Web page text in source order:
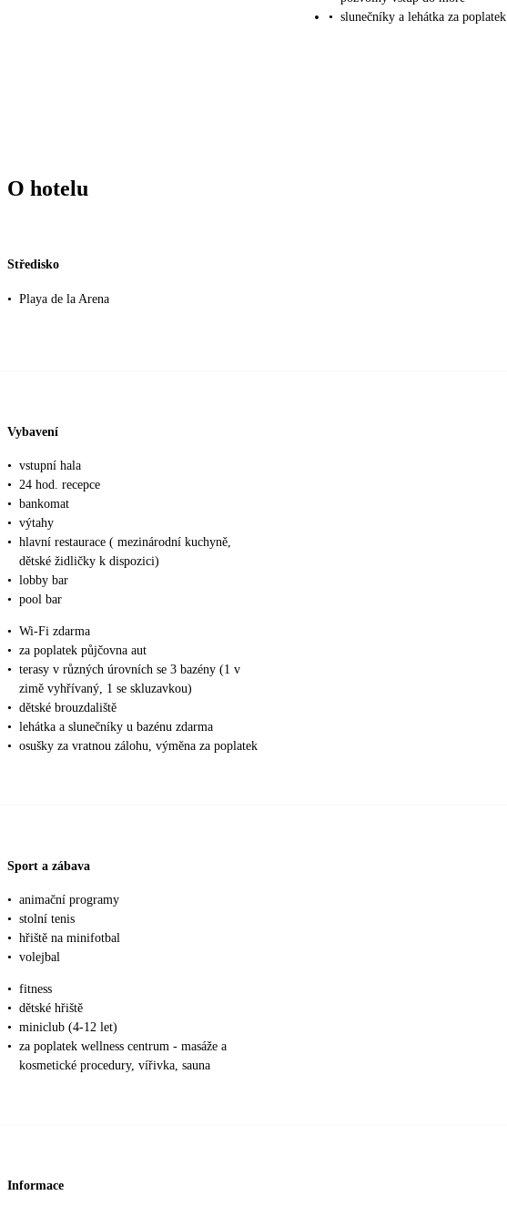
• slunečníky a lehátka za poplatek
O hotelu
Středisko
• Playa de la Arena
Vybavení
• vstupní hala
• 24 hod. recepce
• bankomat
• výtahy
• hlavní restaurace ( mezinárodní kuchyně,
dětské židličky k dispozici)
• lobby bar
• pool bar
• Wi-Fi zdarma
• za poplatek půjčovna aut
• terasy v různých úrovních se 3 bazény (1 v
zimě vyhřívaný, 1 se skluzavkou)
• dětské brouzdaliště
• lehátka a slunečníky u bazénu zdarma
• osušky za vratnou zálohu, výměna za poplatek
Sport a zábava
• animační programy
• stolní tenis
• hřiště na minifotbal
• volejbal
• fitness
• dětské hřiště
• miniclub (4-12 let)
• za poplatek wellness centrum - masáže a
kosmetické procedury, vířivka, sauna
Informace